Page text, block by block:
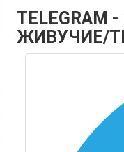
TELEGRAM
ЖИВУЧИЕ/